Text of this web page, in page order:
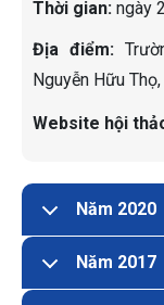
Thời gian: ngày
Địa điểm:
Nguyễn Hữu
Website hội
Năm 2020
Năm 2017